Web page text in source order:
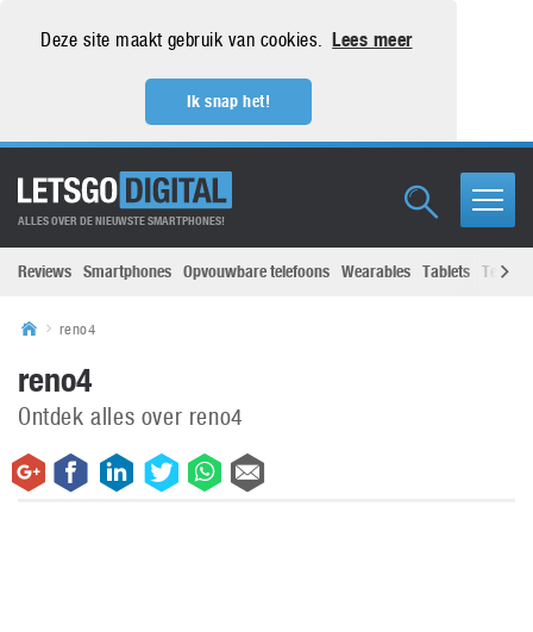
Deze site maakt gebruik van cookies. Lees meer
Ik snap het!
ALLES OVER DE NIEUWSTE SMARTPHONES!
Reviews Smartphones Opvouwbare telefoons Wearables Tablets
reno4
reno4
Ontdek alles over reno4